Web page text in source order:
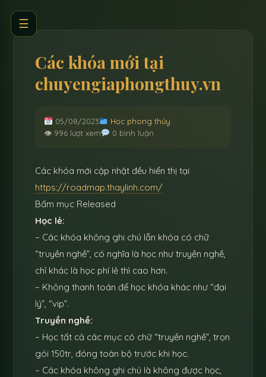
☰
Các khóa mới tại
chuyengiaphongthuy.vn
05/08/2023
Học phong thủy
👁 996 lượt xem
0 bình luận
Các khóa mới cập nhật đều hiển thị tại
https://roadmap.thaylinh.com/
Bấm mục Released
Học lẻ:
– Các khóa không ghi chú lẫn khóa có chữ
“truyền nghề”, có nghĩa là học như truyền nghề,
chỉ khác là học phí lẻ thì cao hơn.
– Không thanh toán để học khóa khác như “đại
lý”, “vip”.
Truyền nghề:
– Học tất cả các mục có chữ “truyền nghề”, trọn
gói 150tr, đóng toàn bộ trước khi học.
– Các khóa không ghi chú là không được học,